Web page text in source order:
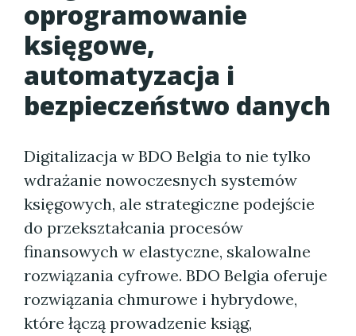
oprogramowanie
księgowe,
automatyzacja i
bezpieczeństwo danych
Digitalizacja w BDO Belgia to nie tylko
wdrażanie nowoczesnych systemów
księgowych, ale strategiczne podejście
do przekształcania procesów
finansowych w elastyczne, skalowalne
rozwiązania cyfrowe. BDO Belgia oferuje
rozwiązania chmurowe i hybrydowe,
które łączą prowadzenie ksiąg,